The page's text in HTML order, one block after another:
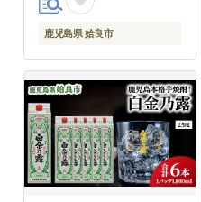
鹿児島県 姶良市